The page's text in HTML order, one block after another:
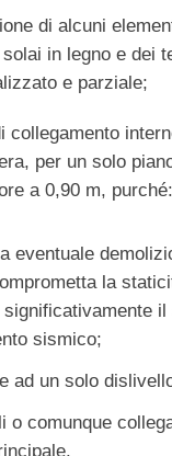
di alcuni
in legno e dei
e parziale;
collegamento
per un solo
a 0,90 m, purché:
eventuale
la
il
sismico;
ad un solo
o comunque